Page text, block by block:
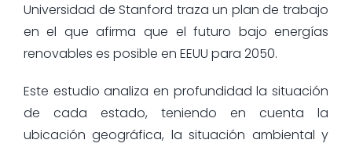
Universidad de Stanford traza un plan de trabajo
en el que afirma que el futuro bajo energías
renovables es posible en EEUU para 2050.
Este estudio analiza en profundidad la situación
de cada estado, teniendo en cuenta la
ubicación geográfica, la situación ambiental y